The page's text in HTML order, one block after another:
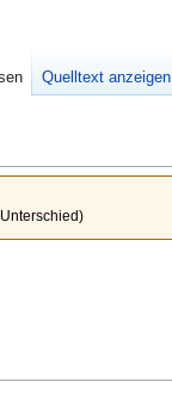
Quelltext anzeigen